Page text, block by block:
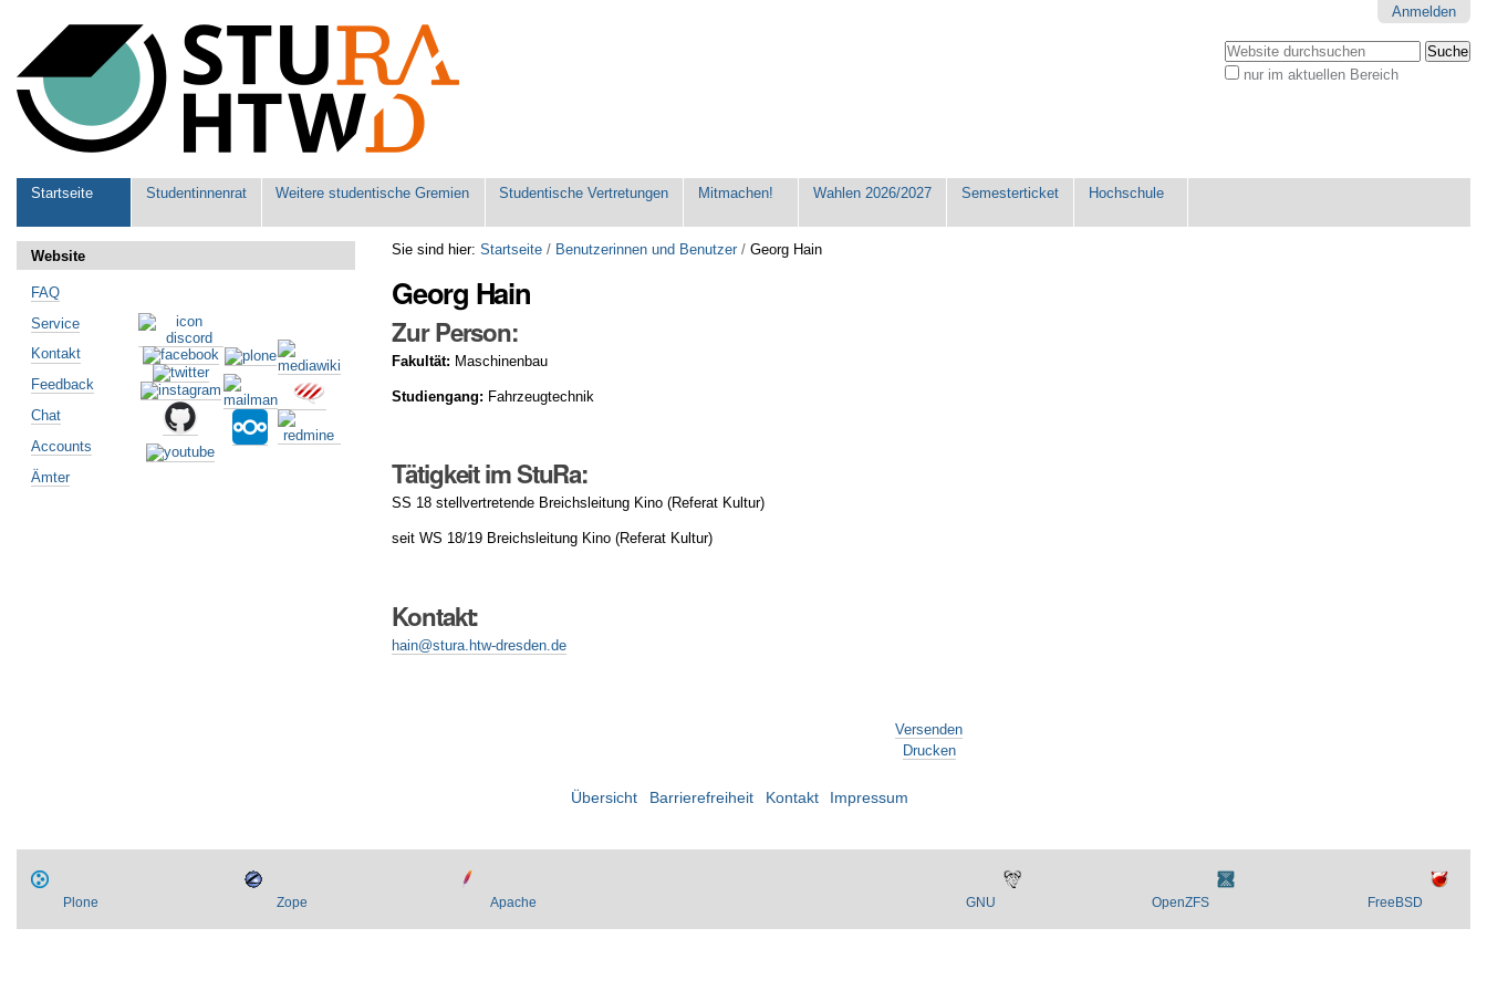
Werkzeuge
Anmelden
Website durchsuchen
nur im aktuellen Bereich
Sektionen
Startseite Studentinnenrat Weitere studentische Gremien Studentische Vertretungen Mitmachen! Wahlen 2026/2027 Semesterticket Hochschule
Sie sind hier: Startseite / Benutzerinnen und Benutzer /Georg Hain
Georg Hain
Zur Person:
Fakultät: Maschinenbau
Studiengang: Fahrzeugtechnik
Tätigkeit im StuRa:
SS 18 stellvertretende Breichsleitung Kino (Referat Kultur)
seit WS 18/19 Breichsleitung Kino (Referat Kultur)
Kontakt:
hain@stura.htw-dresden.de
Versenden
Drucken
Website
FAQ
Service
Kontakt
Feedback
Chat
Accounts
Ämter
Übersicht Barrierefreiheit Kontakt Impressum
Plone Zope Apache GNU OpenZFS FreeBSD